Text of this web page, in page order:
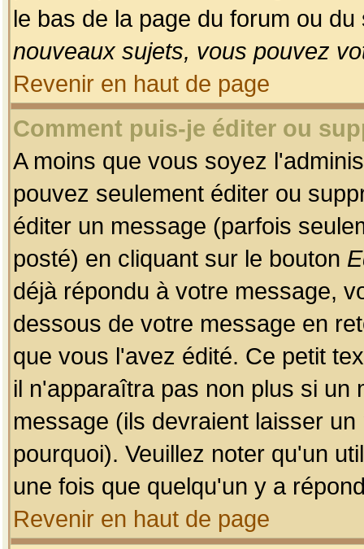
le bas de la page du forum ou
nouveaux sujets, vous pouvez
Revenir en haut de page
Comment puis-je éditer ou
A moins que vous soyez
pouvez seulement éditer ou
éditer un message (parfois
posté) en cliquant sur le bouton
déjà répondu à votre message,
dessous de votre message en
que vous l'avez édité. Ce petit
il n'apparaîtra pas non plus si un
message (ils devraient laisser
pourquoi). Veuillez noter qu'un
une fois que quelqu'un y a
Revenir en haut de page